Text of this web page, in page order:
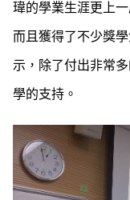
瑋的學業生涯更上
而且獲得了不少獎
示，除了付出非常
學的支持。